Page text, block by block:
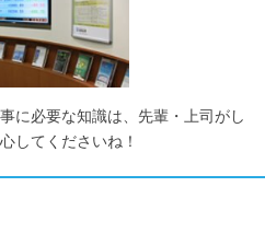
に必要な知識は、先輩・上司がし
してくださいね！